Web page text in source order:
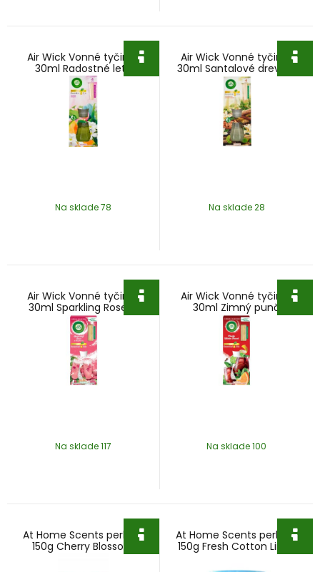
Air Wick Vonné tyčinky
30ml Radostné leto
Na sklade 78
Air Wick Vonné tyčinky
30ml Santalové drevo a
vanilka
Na sklade 28
Air Wick Vonné tyčinky
30ml Sparkling Rose &
Raspberry
Na sklade 117
Air Wick Vonné tyčinky
30ml Zimný punč
Na sklade 100
At Home Scents perličky
150g Cherry Blossom
At Home Scents perličky
150g Fresh Cotton Linen